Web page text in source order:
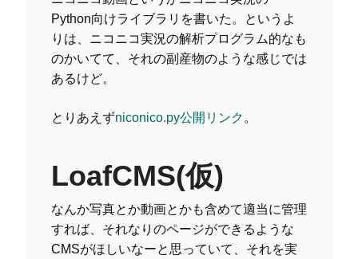
Python向けライブラリを書いた。というよ
りは、ニコニコ実況の解析プログラム的なも
のかいてて、それの副産物のような感じでは
あるけど。
とりあえずniconico.py公開リンク 。
LoafCMS(仮)
なんか写真とか動画とかも含めて適当に管理
すれば、それなりのページができるような
CMSがほしいなーと思っていて、それを実